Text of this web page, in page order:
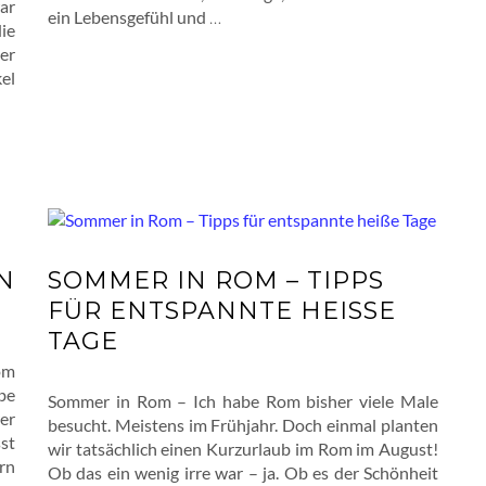
ein Lebensgefühl und …
SOMMER IN ROM – TIPPS
FÜR ENTSPANNTE HEISSE T
AGE
Sommer in Rom – Ich habe Rom bisher viele Male
besucht. Meistens im Frühjahr. Doch einmal planten
wir tatsächlich einen Kurzurlaub im Rom im August!
Ob das ein wenig irre war – ja. Ob es der Schönheit